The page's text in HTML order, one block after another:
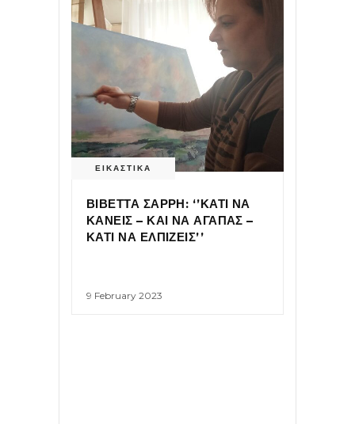
ΕΙΚΑΣΤΙΚΑ
ΒΙΒΕΤΤΑ ΣΑΡΡΗ: ‘’ΚΑΤΙ ΝΑ
ΚΑΝΕΙΣ – ΚΑΙ ΝΑ ΑΓΑΠΑΣ –
ΚΑΤΙ ΝΑ ΕΛΠΙΖΕΙΣ’’
9 February 2023